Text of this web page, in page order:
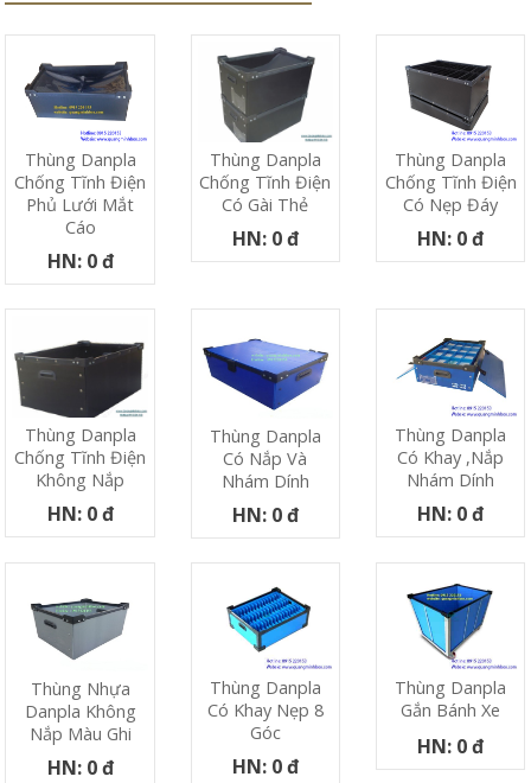
Thùng Danpla
Chống Tĩnh Điện
Phủ Lưới Mắt
Cáo
HN: 0 đ
Thùng Danpla
Chống Tĩnh Điện
Có Gài Thẻ
HN: 0 đ
Thùng Danpla
Chống Tĩnh Điện
Có Nẹp Đáy
HN: 0 đ
Thùng Danpla
Chống Tĩnh Điện
Không Nắp
HN: 0 đ
Thùng Danpla
Có Nắp Và
Nhám Dính
HN: 0 đ
Thùng Danpla
Có Khay ,nắp
Nhám Dính
HN: 0 đ
Thùng Nhựa
Danpla Không
Nắp Màu Ghi
HN: 0 đ
Thùng Danpla
Có Khay Nẹp 8
Góc
HN: 0 đ
Thùng Danpla
Gắn Bánh Xe
HN: 0 đ